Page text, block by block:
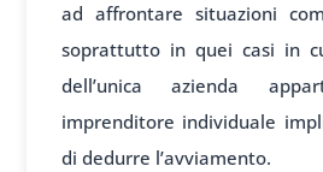
ad affrontare situazioni
soprattutto in quei casi in
dell’unica azienda
imprenditore individuale
di dedurre l’avviamento.